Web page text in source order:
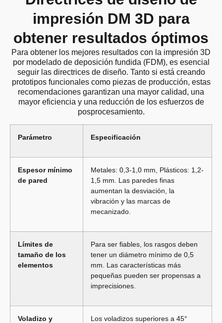
impresión DM 3D para
obtener resultados óptimos
Para obtener los mejores resultados con la impresión 3D
por modelado de deposición fundida (FDM), es esencial
seguir las directrices de diseño. Tanto si está creando
prototipos funcionales como piezas de producción, estas
recomendaciones garantizan una mayor calidad, una
mayor eficiencia y una reducción de los esfuerzos de
posprocesamiento.
Parámetro Especificación
Espesor mínimo
de pared
Metales: 0,3-1,0 mm, Plásticos: 1,2-
1,5 mm. Las paredes finas
aumentan la desviación, la
vibración y las marcas de
mecanizado.
Límites de
tamaño de los
elementos
Para ser fiables, los rasgos deben
tener un diámetro mínimo de 0,5
mm. Las características más
pequeñas pueden ser propensas a
imprecisiones.
Voladizo y
Los voladizos superiores a 45°